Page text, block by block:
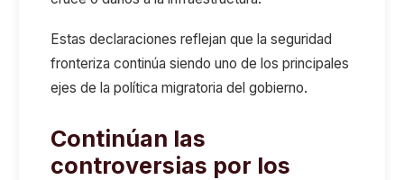
Estas declaraciones reflejan que la seguridad
fronteriza continúa siendo uno de los principales
ejes de la política migratoria del gobierno.
Continúan las
controversias por los